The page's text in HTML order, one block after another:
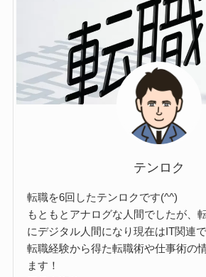
テンロク
転職を6回したテンロクです(^^)
もともとアナログな人間でしたが、
にデジタル人間になり現在はIT関連
転職経験から得た転職術や仕事術の
ます！